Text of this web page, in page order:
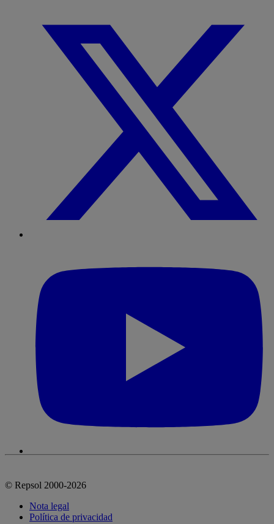
© Repsol 2000-2026
Nota legal
Política de privacidad